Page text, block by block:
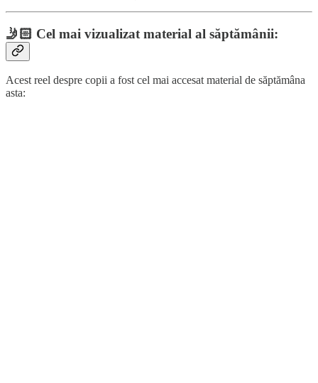
🤳🏻 Cel mai vizualizat material al săptămânii:
Acest reel despre copii a fost cel mai accesat material de săptămâna
asta: